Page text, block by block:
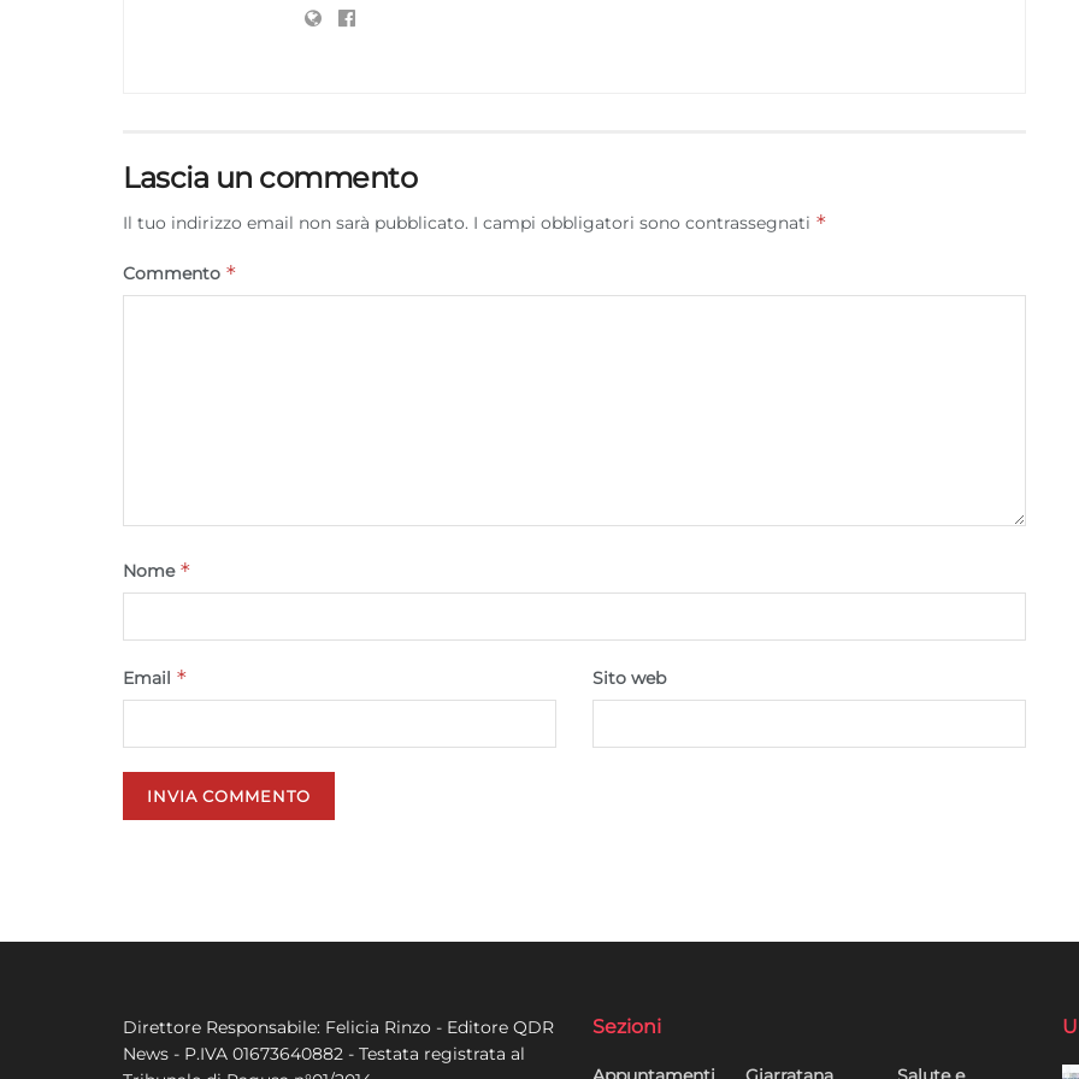
Lascia un commento
Il tuo indirizzo email non sarà pubblicato. I campi obbligatori sono contrassegnati *
Commento *
Nome *
Email * Sito web
Direttore Responsabile: Felicia Rinzo - Editore QDR
News - P.IVA 01673640882 - Testata registrata al
Sezioni